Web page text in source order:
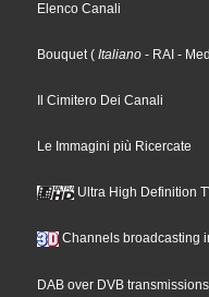
Elenco Canali
Bouquet ( Italiano - RAI -
Il Cimitero Dei Canali
Le Immagini più Ricercate
Ultra High Definition
Channels broadcasting
DAB over DVB transmissions